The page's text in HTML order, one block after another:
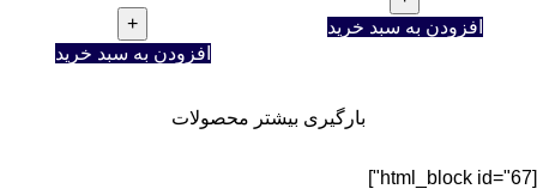
افزودن به سبد خرید
افزودن به سبد خرید
بارگیری بیشتر محصولات
[html_block id="67"]